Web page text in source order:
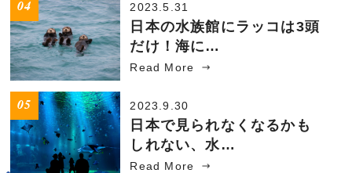
2023.5.31
日本の水族館にラッコは3頭
だけ！海に…
Read More
2023.9.30
日本で見られなくなるかも
しれない、水…
Read More